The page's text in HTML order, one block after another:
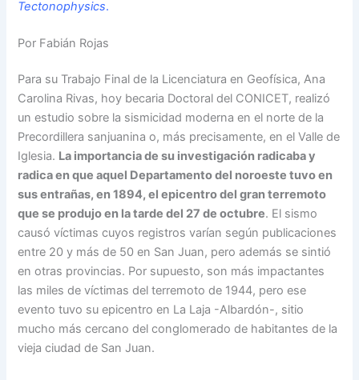
Tectonophysics.
Por Fabián Rojas
Para su Trabajo Final de la Licenciatura en Geofísica, Ana
Carolina Rivas, hoy becaria Doctoral del CONICET, realizó
un estudio sobre la sismicidad moderna en el norte de la
Precordillera sanjuanina o, más precisamente, en el Valle de
Iglesia. La importancia de su investigación radicaba y
radica en que aquel Departamento del noroeste tuvo en
sus entrañas, en 1894, el epicentro del gran terremoto
que se produjo en la tarde del 27 de octubre. El sismo
causó víctimas cuyos registros varían según publicaciones
entre 20 y más de 50 en San Juan, pero además se sintió
en otras provincias. Por supuesto, son más impactantes
las miles de víctimas del terremoto de 1944, pero ese
evento tuvo su epicentro en La Laja -Albardón-, sitio
mucho más cercano del conglomerado de habitantes de la
vieja ciudad de San Juan.